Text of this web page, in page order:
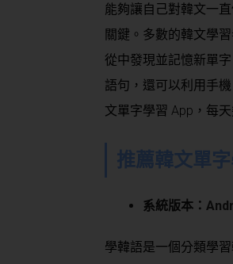
能夠讓自己對韓文一
關鍵。多數的韓文學
從中發現並記憶新單
語句，還可以利用手
文單字學習 App，每
推薦韓文單
系統版本：
學韓語是一個分類學